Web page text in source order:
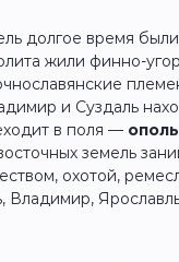
долгое время
жили финно-
и Суздаль
в поля —
земель
охотой,
Владимир,